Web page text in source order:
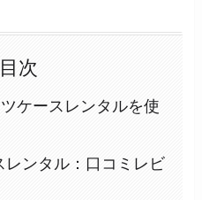
目次
ケースレンタルを使
レンタル：口コミレビ